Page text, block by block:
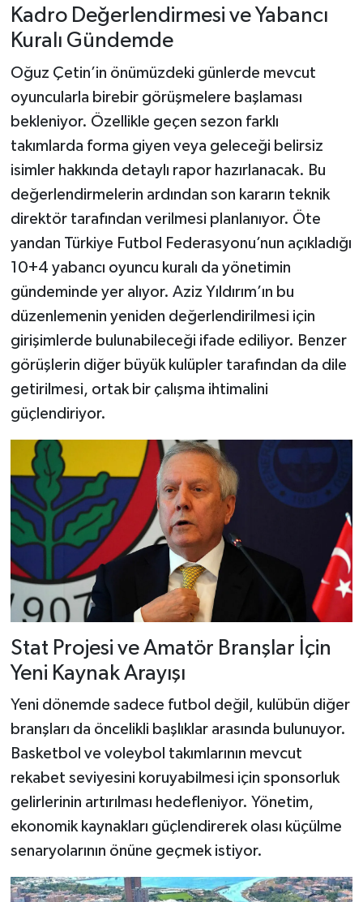
Kadro Değerlendirmesi ve Yabancı
Kuralı Gündemde
Oğuz Çetin’in önümüzdeki günlerde mevcut
oyuncularla birebir görüşmelere başlaması
bekleniyor. Özellikle geçen sezon farklı
takımlarda forma giyen veya geleceği belirsiz
isimler hakkında detaylı rapor hazırlanacak. Bu
değerlendirmelerin ardından son kararın teknik
direktör tarafından verilmesi planlanıyor. Öte
yandan Türkiye Futbol Federasyonu’nun açıkladığı
10+4 yabancı oyuncu kuralı da yönetimin
gündeminde yer alıyor. Aziz Yıldırım’ın bu
düzenlemenin yeniden değerlendirilmesi için
girişimlerde bulunabileceği ifade ediliyor. Benzer
görüşlerin diğer büyük kulüpler tarafından da dile
getirilmesi, ortak bir çalışma ihtimalini
güçlendiriyor.
Stat Projesi ve Amatör Branşlar İçin
Yeni Kaynak Arayışı
Yeni dönemde sadece futbol değil, kulübün diğer
branşları da öncelikli başlıklar arasında bulunuyor.
Basketbol ve voleybol takımlarının mevcut
rekabet seviyesini koruyabilmesi için sponsorluk
gelirlerinin artırılması hedefleniyor. Yönetim,
ekonomik kaynakları güçlendirerek olası küçülme
senaryolarının önüne geçmek istiyor.